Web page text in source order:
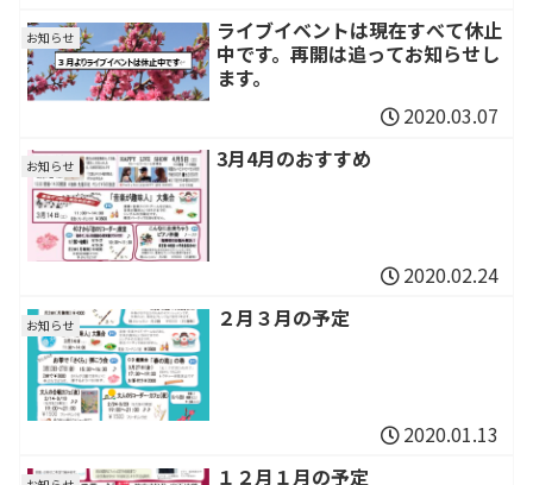
お知らせ
ライブイベントは現在すべて休止
中です。再開は追ってお知らせし
ます。
2020.03.07
お知らせ 3月4月のおすすめ
2020.02.24
お知らせ ２月３月の予定
2020.01.13
１２月１月の予定